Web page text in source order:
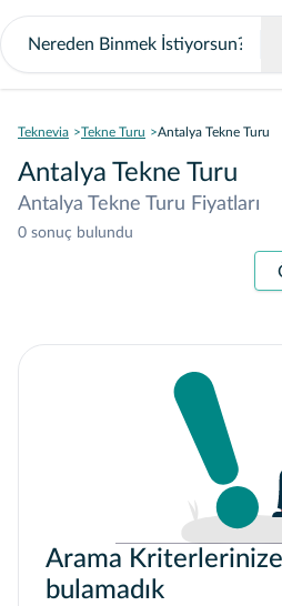
Teknevia Tekne Turu Antalya Tekne Turu
Antalya Tekne Turu
Antalya Tekne Turu Fiyatları
0 sonuç bulundu
Arama
bulamadık